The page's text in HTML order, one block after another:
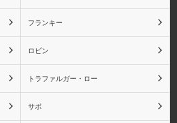
白ひげ(エドワード・ニュ
ーゲート)
フランキー
ロビン
トラファルガー・ロー
サボ